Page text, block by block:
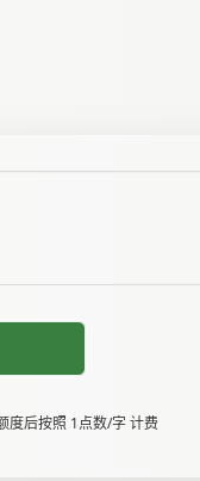
度后按照 1点数/字 计费